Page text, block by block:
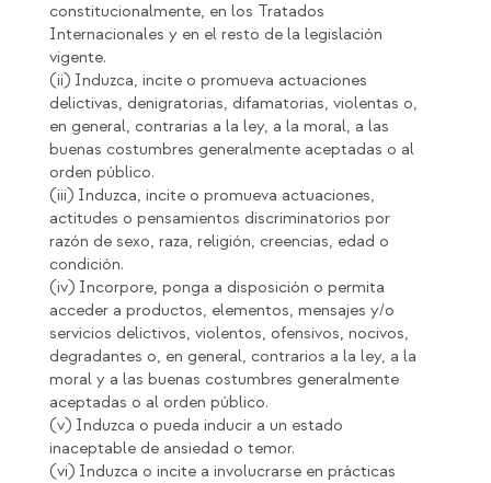
constitucionalmente, en los Tratados
Internacionales y en el resto de la legislación
vigente.
(ii) Induzca, incite o promueva actuaciones
delictivas, denigratorias, difamatorias, violentas o,
en general, contrarias a la ley, a la moral, a las
buenas costumbres generalmente aceptadas o al
orden público.
(iii) Induzca, incite o promueva actuaciones,
actitudes o pensamientos discriminatorios por
razón de sexo, raza, religión, creencias, edad o
condición.
(iv) Incorpore, ponga a disposición o permita
acceder a productos, elementos, mensajes y/o
servicios delictivos, violentos, ofensivos, nocivos,
degradantes o, en general, contrarios a la ley, a la
moral y a las buenas costumbres generalmente
aceptadas o al orden público.
(v) Induzca o pueda inducir a un estado
inaceptable de ansiedad o temor.
(vi) Induzca o incite a involucrarse en prácticas